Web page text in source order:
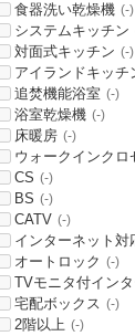
食器洗い乾燥機 (-)
システムキッチン
対面式キッチン (-)
アイランドキッチ
追焚機能浴室 (-)
浴室乾燥機 (-)
床暖房 (-)
ウォークインクロ
CS (-)
BS (-)
CATV (-)
インターネット対
オートロック (-)
TVモニタ付イン
宅配ボックス (-)
2階以上 (-)